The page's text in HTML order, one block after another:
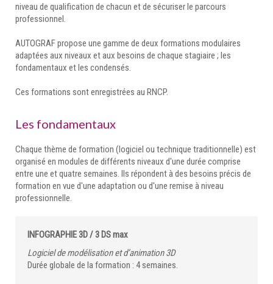
niveau de qualification de chacun et de sécuriser le parcours
professionnel.
AUTOGRAF propose une gamme de deux formations modulaires
adaptées aux niveaux et aux besoins de chaque stagiaire ; les
fondamentaux et les condensés.
Ces formations sont enregistrées au RNCP.
Les fondamentaux
Chaque thème de formation (logiciel ou technique traditionnelle) est
organisé en modules de différents niveaux d'une durée comprise
entre une et quatre semaines. Ils répondent à des besoins précis de
formation en vue d'une adaptation ou d'une remise à niveau
professionnelle.
INFOGRAPHIE 3D / 3 DS max
Logiciel de modélisation et d’animation 3D
Durée globale de la formation : 4 semaines.